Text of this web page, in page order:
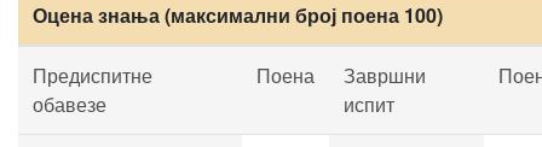
Оцена знања (максимални број поена 100)
Предиспитне
обавезе
Поена
Завршни
испит